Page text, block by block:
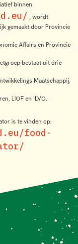
binnen
, wordt
gemaakt door Provincie
Affairs en Provincie
bestaat uit drie
Maatschappij,
LIOF en ILVO.
is te vinden op:
food-